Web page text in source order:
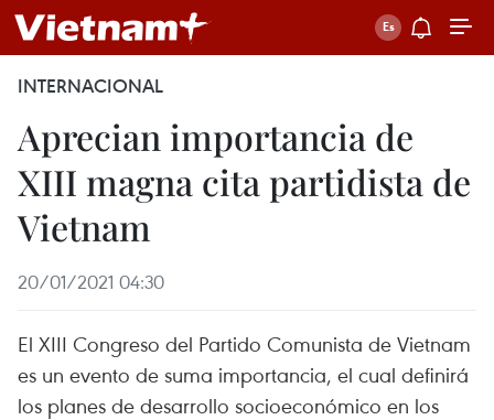
INTERNACIONAL
Aprecian importancia de
XIII magna cita partidista de
Vietnam
20/01/2021 04:30
El XIII Congreso del Partido Comunista de Vietnam
es un evento de suma importancia, el cual definirá
los planes de desarrollo socioeconómico en los